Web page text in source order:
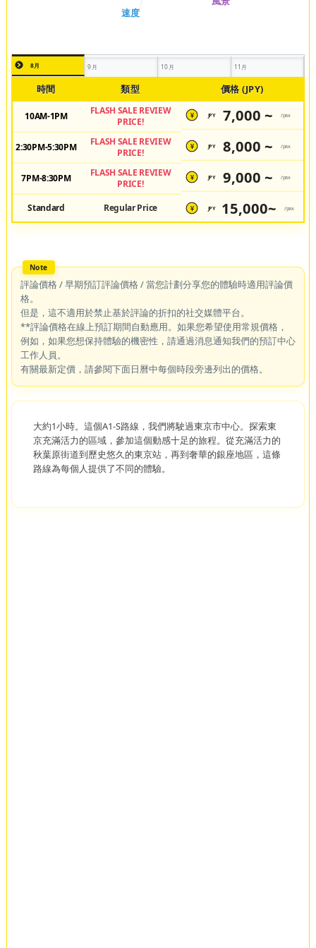
8月 9月 10月 11月
時間 類型 價格 (JPY)
10AM-1PM
FLASH SALE REVIEW
PRICE!
¥ JPY 7,000 ~ /pax
2:30PM-5:30PM
FLASH SALE REVIEW
PRICE!
¥ JPY 8,000 ~ /pax
7PM-8:30PM
FLASH SALE REVIEW
PRICE!
¥ JPY 9,000 ~ /pax
Standard Regular Price ¥ JPY 15,000~ /pax
評論價格 / 早期預訂評論價格 / 當您計劃分享您的體驗時適用評論價
格。
但是，這不適用於禁止基於評論的折扣的社交媒體平台。
**評論價格在線上預訂期間自動應用。如果您希望使用常規價格，
例如，如果您想保持體驗的機密性，請通過消息通知我們的預訂中心
工作人員。
有關最新定價，請參閱下面日曆中每個時段旁邊列出的價格。
大約1小時。這個A1-S路線，我們將駛過東京市中心。探索東
京充滿活力的區域，參加這個動感十足的旅程。從充滿活力的
秋葉原街道到歷史悠久的東京站，再到奢華的銀座地區，這條
路線為每個人提供了不同的體驗。